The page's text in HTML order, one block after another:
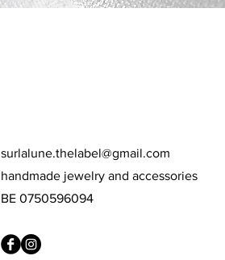
surlalune.thelabel@gmail.com
handmade jewelry and accessories
BE 0750596094